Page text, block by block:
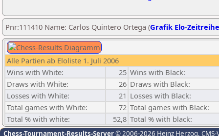
Pnr:111410 Name: Carlos Quintero Ortega (Grafik Elo-Zeitreihe
Alle Partien ab Eloliste 1. Juli 2006
Wins with White:
25 Wins with Black:
Draws with White:
26 Draws with Black:
Losses with White:
21 Losses with Black:
Total games with White:
72 Total games with Black:
Total % with white:
52,8 Total % with black:
Chess-Tournament-Results-Server© 2006-2026 Heinz Herzog,